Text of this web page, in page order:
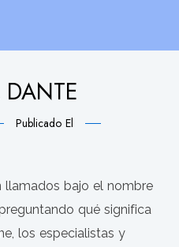
Publicado El
llamados bajo el nombre
qué significa
los especialistas y